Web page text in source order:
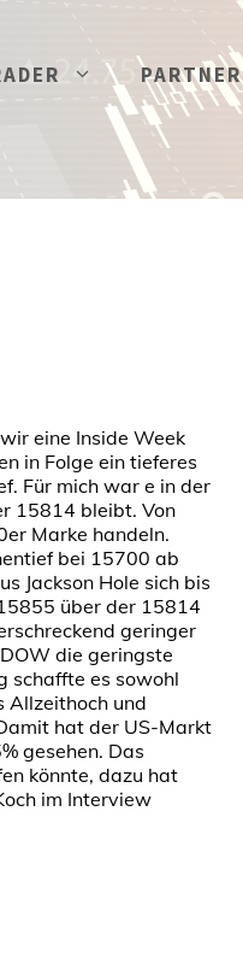
PARTNER
eine Inside Week
in Folge ein tieferes
Für mich war e in der
15814 bleibt. Von
Marke handeln.
bei 15700 ab
Jackson Hole sich bis
über der 15814
geringer
die geringste
schaffte es sowohl
Allzeithoch und
hat der US-Markt
gesehen. Das
könnte, dazu hat
im Interview